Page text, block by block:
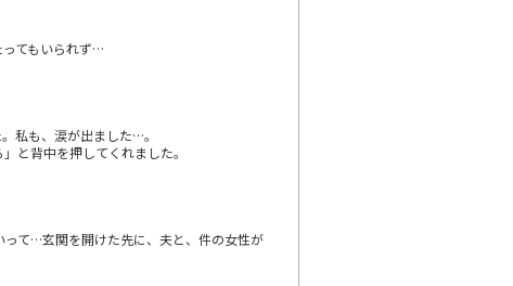
てもいられず…
私も、涙が出ました…。
と背中を押してくれました。
て…玄関を開けた先に、夫と、件の女性が